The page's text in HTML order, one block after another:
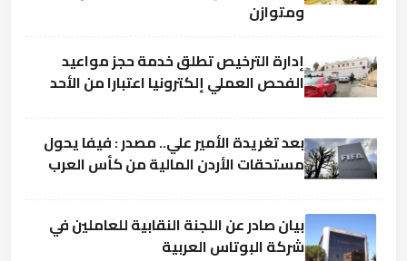
ومتوازن
إدارة الترخيص تطلق خدمة حجز مواعيد
الفحص العملي إلكترونيا اعتبارا من الأحد
بعد تغريدة الأمير علي.. مصدر : فيفا يحول
مستحقات الأردن المالية من كأس العرب
بيان صادر عن اللجنة النقابية للعاملين في
شركة البوتاس العربية